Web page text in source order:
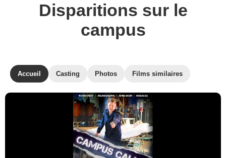
Disparitions sur le
campus
Accueil Casting Photos Films similaires